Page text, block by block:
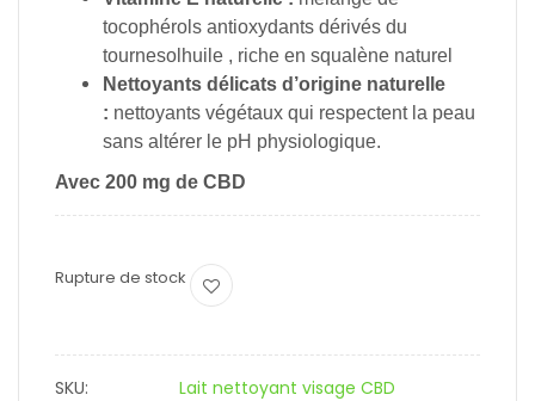
tocophérols antioxydants dérivés du
tournesolhuile , riche en squalène naturel
Nettoyants délicats d’origine naturelle
: nettoyants végétaux qui respectent la peau
sans altérer le pH physiologique.
Avec 200 mg de CBD
Rupture de stock
SKU:
Lait nettoyant visage CBD